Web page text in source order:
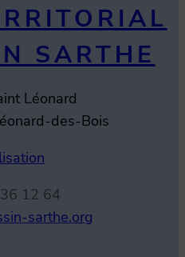
SARTHE
Léonard
des-Bois
12 64
sarthe.org